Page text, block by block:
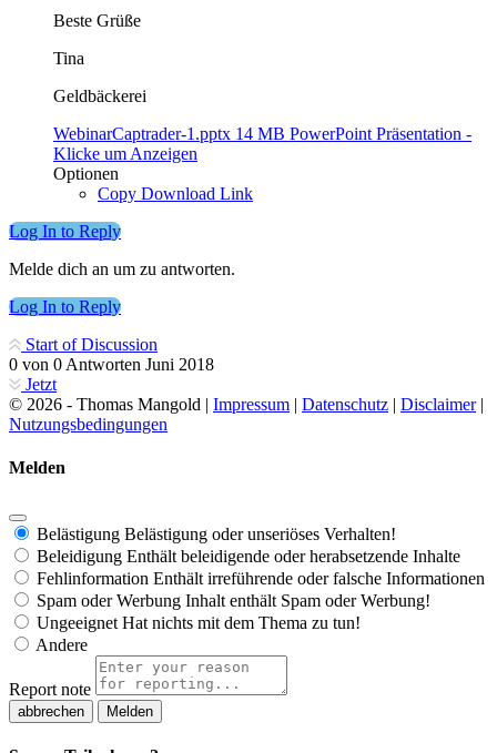
Beste Grüße
Tina
Geldbäckerei
WebinarCaptrader-1.pptx 14 MB PowerPoint Präsentation -
Klicke um Anzeigen
Optionen
Copy Download Link
Log In to Reply
Melde dich an um zu antworten.
Log In to Reply
Start of Discussion
0 von 0 Antworten Juni 2018
Jetzt
© 2026 - Thomas Mangold | Impressum | Datenschutz | Disclaimer|
Nutzungsbedingungen
Melden
Belästigung Belästigung oder unseriöses Verhalten!
Beleidigung Enthält beleidigende oder herabsetzende Inhalte
Fehlinformation Enthält irreführende oder falsche Informationen
Spam oder Werbung Inhalt enthält Spam oder Werbung!
Ungeeignet Hat nichts mit dem Thema zu tun!
Andere
Report note
Melden